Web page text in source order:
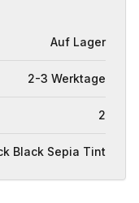
Auf Lager
2-3 Werktage
2
Black Sepia Tint